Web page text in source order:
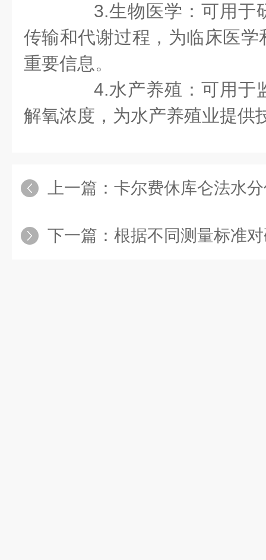
3.生物医学：可用于
传输和代谢过程，为临床医
重要信息。
4.水产养殖：可用于
解氧浓度，为水产养殖业提供
上一篇： 卡尔费休库仑法水
下一篇： 根据不同测量标准